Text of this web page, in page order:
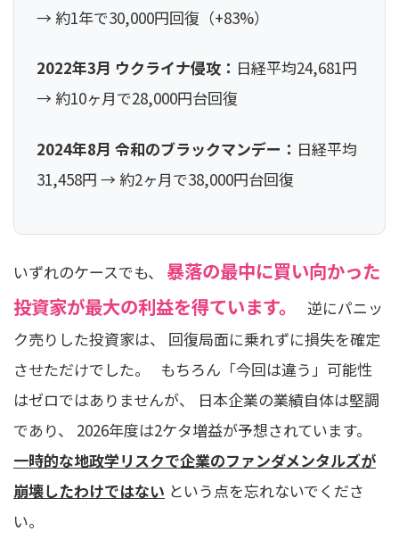
→ 約1年で30,000円回復（+83%）
2022年3月 ウクライナ侵攻： 日経平均24,681円
→ 約10ヶ月で28,000円台回復
2024年8月 令和のブラックマンデー： 日経平均
31,458円 → 約2ヶ月で38,000円台回復
いずれのケースでも、 暴落の最中に買い向かった
投資家が最大の利益を得ています。
逆にパニッ
ク売りした投資家は、 回復局面に乗れずに損失を確定
させただけでした。 もちろん「今回は違う」可能性
はゼロではありませんが、 日本企業の業績自体は堅調
であり、 2026年度は2ケタ増益が予想されています。
一時的な地政学リスクで企業のファンダメンタルズが
崩壊したわけではない という点を忘れないでくださ
い。